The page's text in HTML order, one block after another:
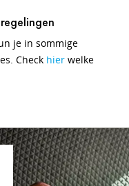
je in sommige
Check hier welke